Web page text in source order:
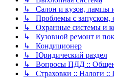
↳ Салон и кузов, лампы и
↳ Проблемы с запуском,
↳ Охранные системы и
↳ Кузовной ремонт и
↳ Кондиционер
↳ Юридический раздел
↳ Вопросы ПДД ::
↳ Страховки :: Налоги ::